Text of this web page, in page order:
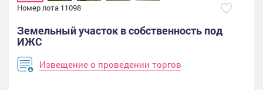
Номер лота 11098
Земельный участок в собственность под
ИЖС
Извещение о проведении торгов